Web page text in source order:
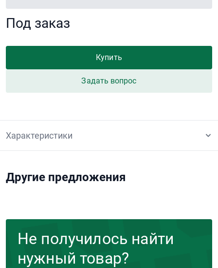
Под заказ
Купить
Задать вопрос
Характеристики
Другие предложения
Не получилось найти
нужный товар?